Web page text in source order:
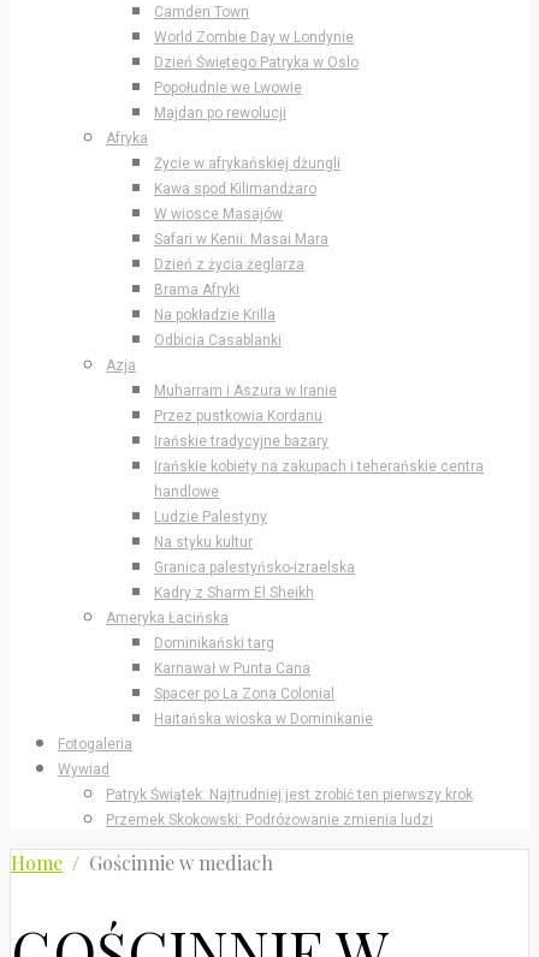
Camden Town
World Zombie Day w Londynie
Dzień Świętego Patryka w Oslo
Popołudnie we Lwowie
Majdan po rewolucji
Afryka
Życie w afrykańskiej dżungli
Kawa spod Kilimandżaro
W wiosce Masajów
Safari w Kenii: Masai Mara
Dzień z życia żeglarza
Brama Afryki
Na pokładzie Krilla
Odbicia Casablanki
Azja
Muharram i Aszura w Iranie
Przez pustkowia Kordanu
Irańskie tradycyjne bazary
Irańskie kobiety na zakupach i teherańskie centra
handlowe
Ludzie Palestyny
Na styku kultur
Granica palestyńsko-izraelska
Kadry z Sharm El Sheikh
Ameryka Łacińska
Dominikański targ
Karnawał w Punta Cana
Spacer po La Zona Colonial
Haitańska wioska w Dominikanie
Fotogaleria
Wywiad
Patryk Świątek: Najtrudniej jest zrobić ten pierwszy krok
Przemek Skokowski: Podróżowanie zmienia ludzi
Home / Gościnnie w mediach